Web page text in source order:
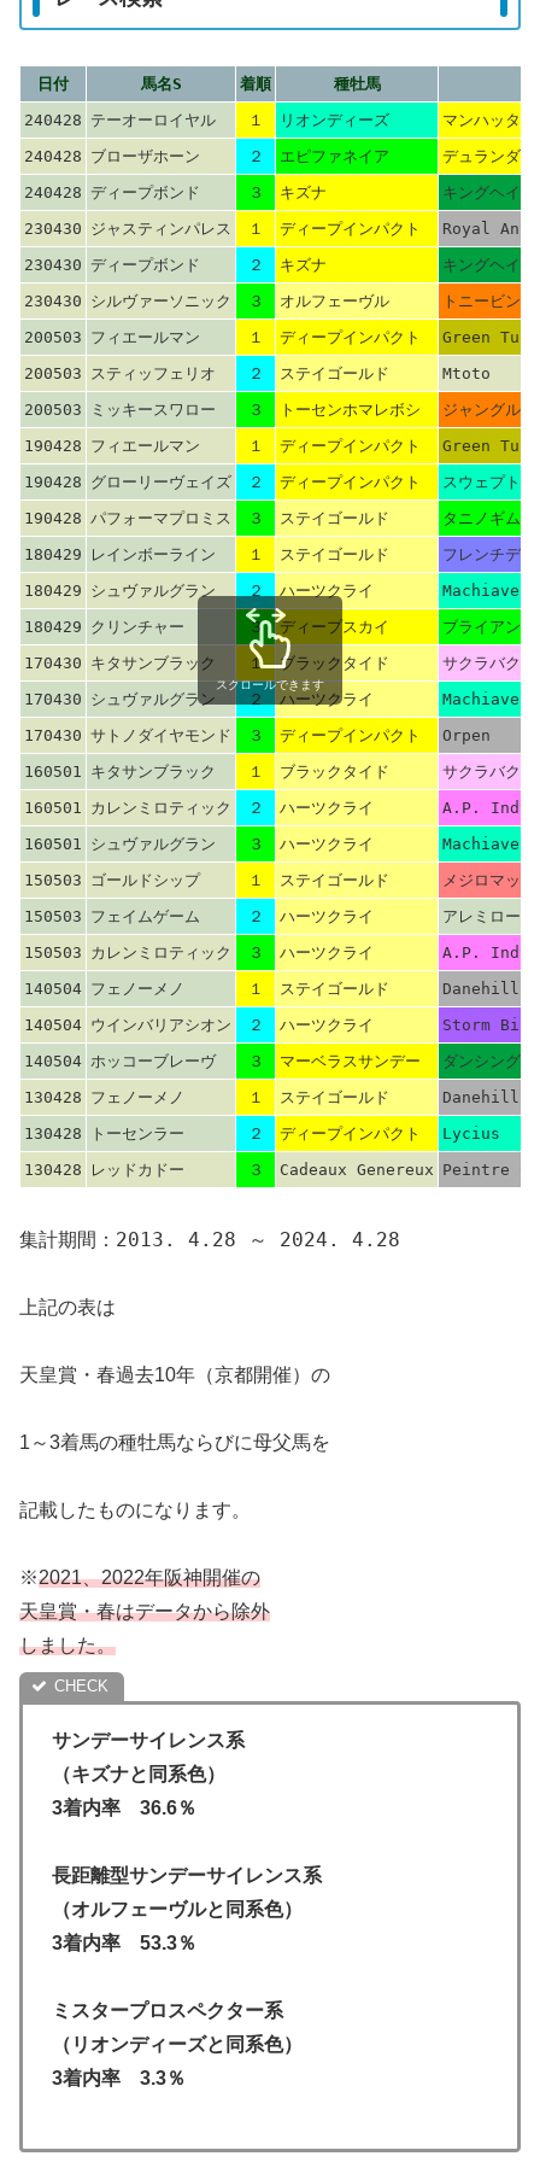
日付 馬名S 着順 種牡馬
240428 テーオーロイヤル １ リオンディーズ
マンハッタ
240428 ブローザホーン ２ エピファネイア
デュランダル
240428 ディープボンド ３ キズナ
キングヘイロ
230430 ジャスティンパレス １ ディープインパクト
Royal
230430 ディープボンド ２ キズナ
キングヘイロ
230430 シルヴァーソニック ３ オルフェーヴル
トニービン
200503 フィエールマン １ ディープインパクト
Green Tune
200503
スティッフェリオ ２ ステイゴールド
Mtoto
200503
ミッキースワロー ３ トーセンホマレボシ
ジャングル
190428 フィエールマン １ ディープインパクト
Green Tune
190428 グローリーヴェイズ ２ ディープインパクト
スウェプト
190428 パフォーマプロミス ３ ステイゴールド
タニノギムレ
180429
レインボーライン １ ステイゴールド
フレンチデ
180429 シュヴァルグラン ２ ハーツクライ
180429 クリンチャー ３ ディープスカイ
ブライアン
170430 キタサンブラック １ ブラックタイド
サクラバクシ
170430 シュヴァルグラン ２ ハーツクライ
170430 サトノダイヤモンド ３ ディープインパクト
Orpen
160501
キタサンブラック １ ブラックタイド
サクラバクシ
160501
カレンミロティック ２ ハーツクライ
A.P. Indy
160501
シュヴァルグラン ３ ハーツクライ
150503
ゴールドシップ １ ステイゴールド
メジロマッ
150503 フェイムゲーム ２ ハーツクライ
アレミロード
150503 カレンミロティック ３ ハーツクライ
A.P. Indy
140504 フェノーメノ １ ステイゴールド
Danehill
140504 ウインバリアシオン ２ ハーツクライ
Storm Bird
140504 ホッコーブレーヴ ３ マーベラスサンデー
ダンシング
130428 フェノーメノ １ ステイゴールド
Danehill
130428
トーセンラー ２ ディープインパクト
Lycius
130428
レッドカドー ３ Cadeaux Genereux Peintre
スクロールできます
集計期間：2013. 4.28 ～ 2024. 4.28
上記の表は
天皇賞・春過去10年（京都開催）の
1～3着馬の種牡馬ならびに母父馬を
記載したものになります。
※2021、2022年阪神開催の
天皇賞・春はデータから除外
しました。
サンデーサイレンス系
（キズナと同系色）
3着内率 36.6％
長距離型サンデーサイレンス系
（オルフェーヴルと同系色）
3着内率 53.3％
ミスタープロスペクター系
（リオンディーズと同系色）
3着内率 3.3％